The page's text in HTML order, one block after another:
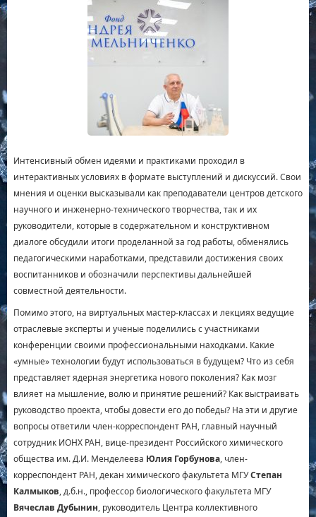
Интенсивный обмен идеями и практиками проходил в
интерактивных условиях в формате выступлений и дискуссий. Свои
мнения и оценки высказывали как преподаватели центров детского
научного и инженерно-технического творчества, так и их
руководители, которые в содержательном и конструктивном
диалоге обсудили итоги проделанной за год работы, обменялись
педагогическими наработками, представили достижения своих
воспитанников и обозначили перспективы дальнейшей
совместной деятельности.
Помимо этого, на виртуальных мастер-классах и лекциях ведущие
отраслевые эксперты и ученые поделились с участниками
конференции своими профессиональными находками. Какие
«умные» технологии будут использоваться в будущем? Что из себя
представляет ядерная энергетика нового поколения? Как мозг
влияет на мышление, волю и принятие решений? Как выстраивать
руководство проекта, чтобы довести его до победы? На эти и другие
вопросы ответили член-корреспондент РАН, главный научный
сотрудник ИОНХ РАН, вице-президент Российского химического
общества им. Д.И. Менделеева Юлия Горбунова, член-
корреспондент РАН, декан химического факультета МГУСтепан
Калмыков, д.б.н., профессор биологического факультета МГУ
Вячеслав Дубынин, руководитель Центра коллективного